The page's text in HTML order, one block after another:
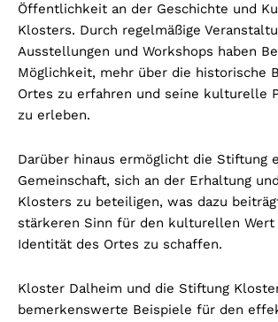
Öffentlichkeit an der Geschichte und
Klosters. Durch regelmäßige
Ausstellungen und Workshops haben
Möglichkeit, mehr über die historische
Ortes zu erfahren und seine kulturelle
zu erleben.
Darüber hinaus ermöglicht die Stiftung
Gemeinschaft, sich an der Erhaltung
Klosters zu beteiligen, was dazu
stärkeren Sinn für den kulturellen Wert
Identität des Ortes zu schaffen.
Kloster Dalheim und die Stiftung
bemerkenswerte Beispiele für den